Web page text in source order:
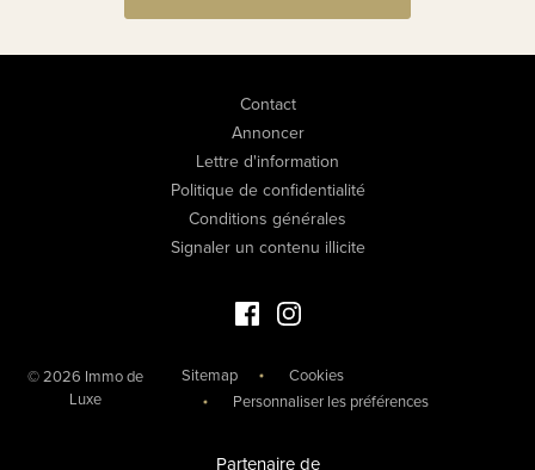
Contact
Annoncer
Lettre d'information
Politique de confidentialité
Conditions générales
Signaler un contenu illicite
Facebook Immo de Luxe
Instagram Immo de Luxe
© 2026 Immo de
Luxe
Sitemap
Cookies
Personnaliser les préférences
Partenaire de